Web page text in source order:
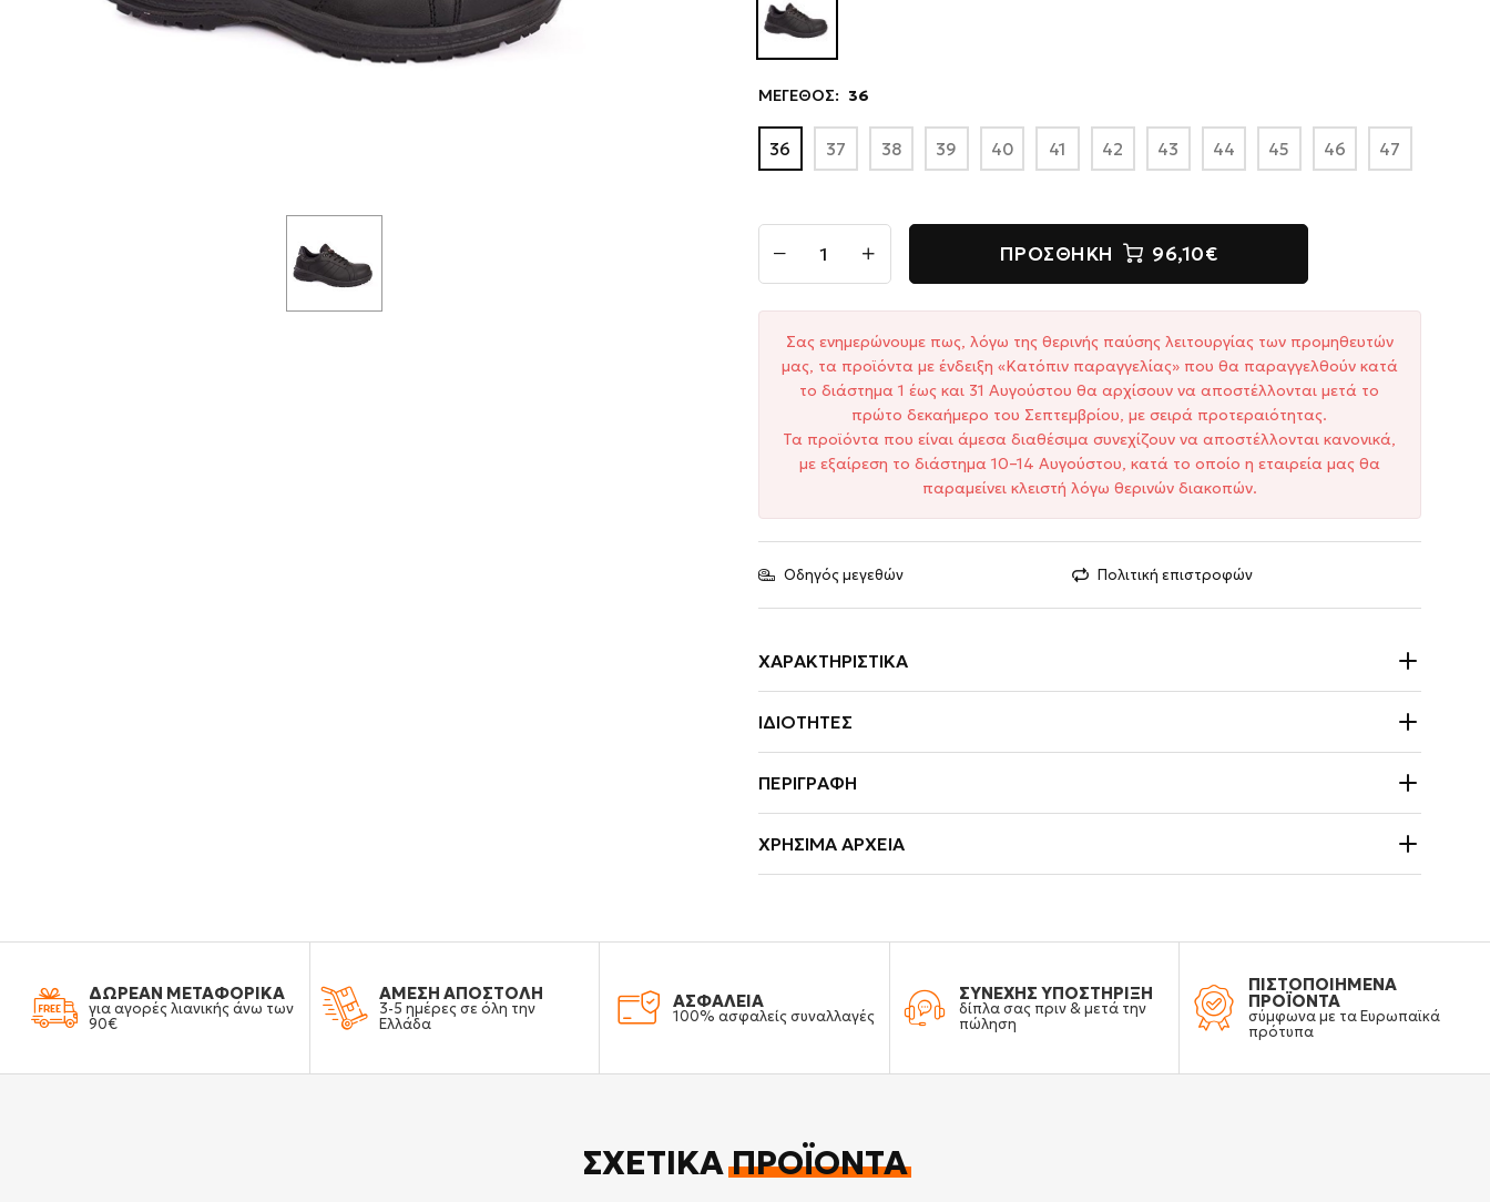
ΜΕΓΕΘΟΣ: 36
36 37 38 39 40 41 42 43 44 45 46 47
ΠΡΟΣΘΉΚΗ 96,10€
Σας ενημερώνουμε πως, λόγω της θερινής παύσης λειτουργίας των προμηθευτών
μας, τα προϊόντα με ένδειξη «Κατόπιν παραγγελίας» που θα παραγγελθούν κατά
το διάστημα 1 έως και 31 Αυγούστου θα αρχίσουν να αποστέλλονται μετά το
πρώτο δεκαήμερο του Σεπτεμβρίου, με σειρά προτεραιότητας.
Τα προϊόντα που είναι άμεσα διαθέσιμα συνεχίζουν να αποστέλλονται κανονικά,
με εξαίρεση το διάστημα 10–14 Αυγούστου, κατά το οποίο η εταιρεία μας θα
παραμείνει κλειστή λόγω θερινών διακοπών.
Οδηγός μεγεθών Πολιτική επιστροφών
ΧΑΡΑΚΤΗΡΙΣΤΙΚΆ
ΙΔΙΌΤΗΤΕΣ
ΠΕΡΙΓΡΑΦΉ
ΧΡΉΣΙΜΑ ΑΡΧΕΊΑ
ΔΩΡΕΑΝ ΜΕΤΑΦΟΡΙΚΑ
για αγορές λιανικής άνω των
90€
ΑΜΕΣΗ ΑΠΟΣΤΟΛΗ
3-5 ημέρες σε όλη την
Ελλάδα
ΑΣΦΑΛΕΙΑ
100% ασφαλείς συναλλαγές
ΣΥΝΕΧΗΣ ΥΠΟΣΤΗΡΙΞΗ
δίπλα σας πριν & μετά την
πώληση
ΠΙΣΤΟΠΟΙΗΜΕΝΑ
ΠΡΟΪΟΝΤΑ
σύμφωνα με τα Ευρωπαϊκά
πρότυπα
ΣΧΕΤΙΚΆΠΡΟΪΌΝΤΑ